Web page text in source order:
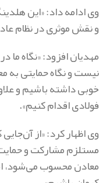
و نقش موثری در نظام
مهدیان افزود: «نگاه ما
نیست و نگاه حمایتی به
خوبی داشته باشیم و
فولادی اقدام کنیم».
وی اظهار کرد: «از
مستلزم مشارکت و
معادن محسوب می‌شود،